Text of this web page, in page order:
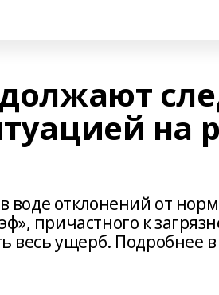
на
воде отклонений от
причастного к
весь ущерб. Подробнее